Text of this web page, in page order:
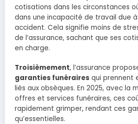
cotisations dans les circonstances
dans une incapacité de travail due
accident. Cela signifie moins de
de l’assurance, sachant que ses
en charge.
Troisièmement, l’assurance
garanties funéraires qui prennent
liés aux obsèques. En 2025, avec la
offres et services funéraires, ces
rapidement grimper, rendant ces
qu’essentielles.